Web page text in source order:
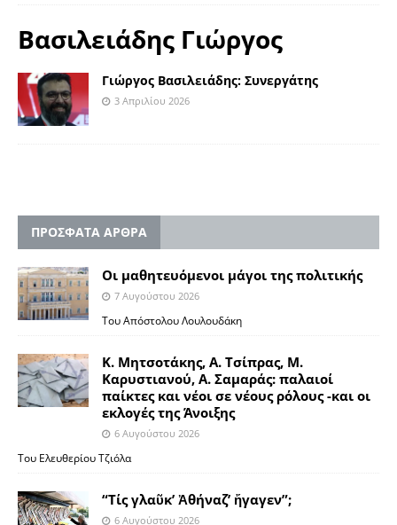
Βασιλειάδης Γιώργος
Γιώργος Βασιλειάδης: Συνεργάτης
3 Απριλίου 2026
ΠΡΟΣΦΑΤΑ ΑΡΘΡΑ
Οι μαθητευόμενοι μάγοι της πολιτικής
7 Αυγούστου 2026
Του Απόστολου Λουλουδάκη
Κ. Μητσοτάκης, Α. Τσίπρας, Μ.
Καρυστιανού, Α. Σαμαράς: παλαιοί
παίκτες και νέοι σε νέους ρόλους -και οι
εκλογές της Άνοιξης
6 Αυγούστου 2026
Του Ελευθερίου Τζιόλα
“Τίς γλαῦκ’ Ἀθήναζ’ ἤγαγεν”;
6 Αυγούστου 2026